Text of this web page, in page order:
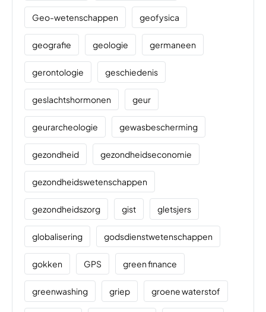
Geo-wetenschappen geofysica
geografie geologie germaneen
gerontologie geschiedenis
geslachtshormonen geur
geurarcheologie gewasbescherming
gezondheid gezondheidseconomie
gezondheidswetenschappen
gezondheidszorg gist gletsjers
globalisering godsdienstwetenschappen
gokken GPS green finance
greenwashing griep groene waterstof